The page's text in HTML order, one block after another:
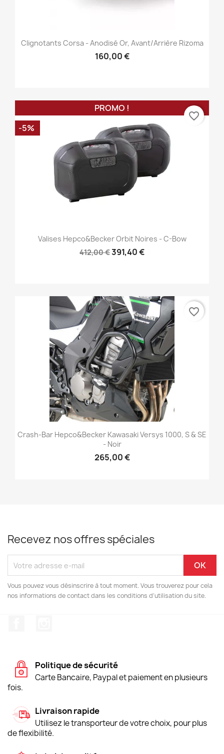
Clignotants Corsa - Anodisé Or, Avant/Arrière Rizoma
160,00 €
Valises Hepco&Becker Orbit Noires - C-Bow
412,00 €391,40 €
PROMO !
-5%
favorite_border
Crash-Bar Hepco&Becker Kawasaki Versys 1000, S & SE
- Noir
265,00 €
favorite_border
Recevez nos offres spéciales
Vous pouvez vous désinscrire à tout moment. Vous trouverez pour cela
nos informations de contact dans les conditions d'utilisation du site.
Politique de sécurité
Carte Bancaire, Paypal et paiement en plusieurs
fois.
Livraison rapide
Utilisez le transporteur de votre choix, pour plus
de flexibilité.